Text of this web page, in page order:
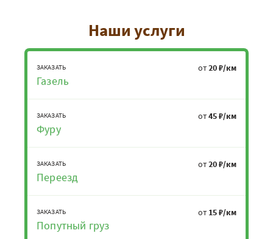
Наши услуги
ЗАКАЗАТЬ
Газель
от20 ₽/км
ЗАКАЗАТЬ
Фуру
от45 ₽/км
ЗАКАЗАТЬ
Переезд
от20 ₽/км
ЗАКАЗАТЬ
Попутный груз
от 15 ₽/км